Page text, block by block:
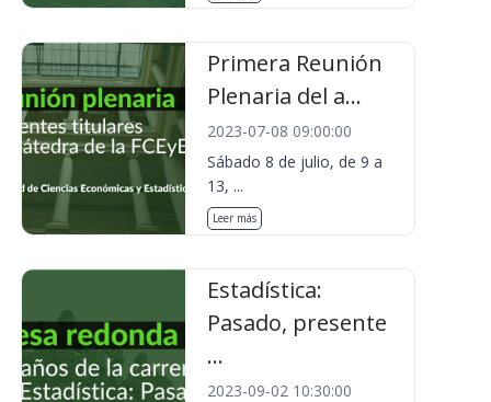
Primera Reunión
Plenaria del a...
2023-07-08 09:00:00
Sábado 8 de julio, de 9 a
13, ...
Leer más
Estadística:
Pasado, presente
...
2023-09-02 10:30:00